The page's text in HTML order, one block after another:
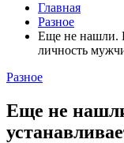
Главная
Разное
Еще не нашли.
личность
Разное
Еще не